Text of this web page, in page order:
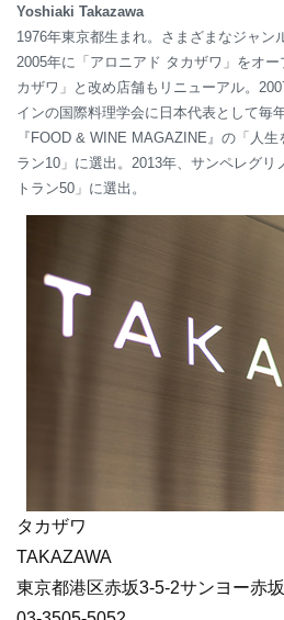
Yoshiaki Takazawa
1976年東京都生まれ。さまざまなジャン
2005年に「アロニアド タカザワ」をオ
カザワ」と改め店舗もリニューアル。
インの国際料理学会に日本代表として毎
『FOOD & WINE MAGAZINE』の「人
ラン10」に選出。2013年、サンペレグリ
トラン50」に選出。
タカザワ
TAKAZAWA
東京都港区赤坂3-5-2サンヨー赤